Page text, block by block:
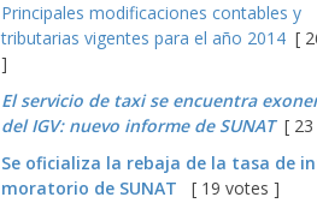
Principales modificaciones contables y
tributarias vigentes para el año 2014 [
]
El servicio de taxi se encuentra
del IGV: nuevo informe de SUNAT[ 23
Se oficializa la rebaja de la tasa de
moratorio de SUNAT
[ 19 votes ]